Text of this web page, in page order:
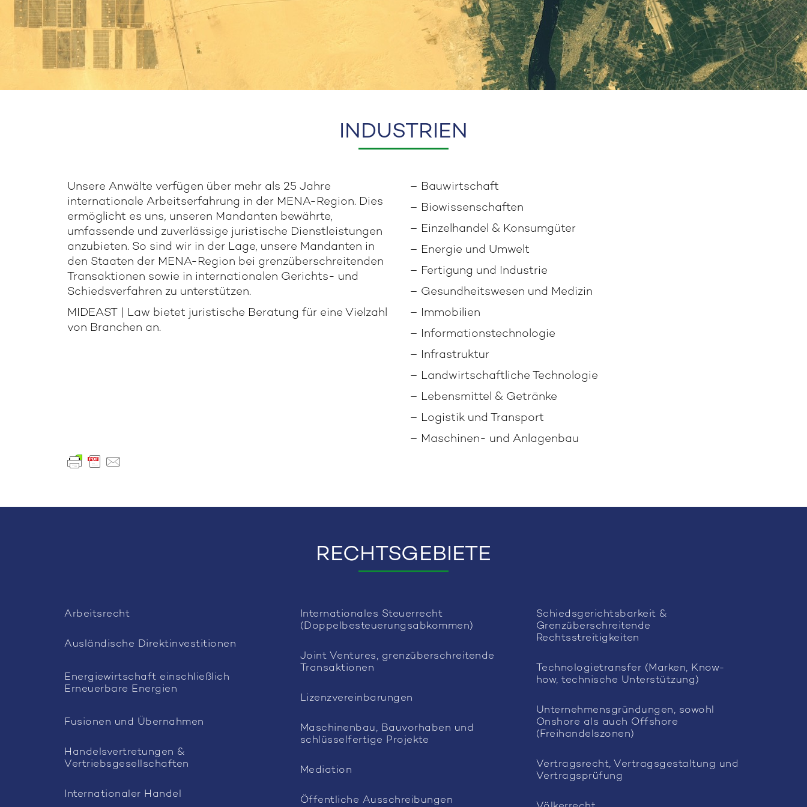
INDUSTRIEN
Unsere Anwälte verfügen über mehr als 25 Jahre
internationale Arbeitserfahrung in der MENA-Region. Dies
ermöglicht es uns, unseren Mandanten bewährte,
umfassende und zuverlässige juristische Dienstleistungen
anzubieten. So sind wir in der Lage, unsere Mandanten in
den Staaten der MENA-Region bei grenzüberschreitenden
Transaktionen sowie in internationalen Gerichts- und
Schiedsverfahren zu unterstützen.
MIDEAST | Law bietet juristische Beratung für eine Vielzahl
von Branchen an.
– Bauwirtschaft
– Biowissenschaften
– Einzelhandel & Konsumgüter
– Energie und Umwelt
– Fertigung und Industrie
– Gesundheitswesen und Medizin
– Immobilien
– Informationstechnologie
– Infrastruktur
– Landwirtschaftliche Technologie
– Lebensmittel & Getränke
– Logistik und Transport
– Maschinen- und Anlagenbau
RECHTSGEBIETE
Arbeitsrecht
Ausländische Direktinvestitionen
Energiewirtschaft einschließlich
Erneuerbare Energien
Fusionen und Übernahmen
Handelsvertretungen &
Vertriebsgesellschaften
Internationaler Handel
Internationales Steuerrecht
(Doppelbesteuerungsabkommen)
Joint Ventures, grenzüberschreitende
Transaktionen
Lizenzvereinbarungen
Maschinenbau, Bauvorhaben und
schlüsselfertige Projekte
Mediation
Öffentliche Ausschreibungen
Schiedsgerichtsbarkeit &
Grenzüberschreitende
Rechtsstreitigkeiten
Technologietransfer (Marken, Know-
how, technische Unterstützung)
Unternehmensgründungen, sowohl
Onshore als auch Offshore
(Freihandelszonen)
Vertragsrecht, Vertragsgestaltung und
Vertragsprüfung